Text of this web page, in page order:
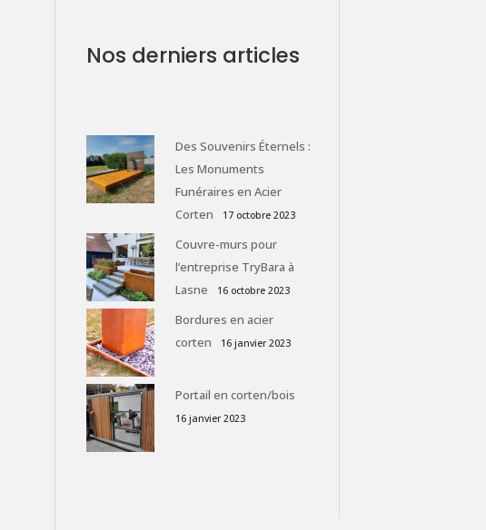
Nos derniers articles
Des Souvenirs Éternels :
Les Monuments
Funéraires en Acier
Corten
17 octobre 2023
Couvre-murs pour
l’entreprise TryBara à
Lasne
16 octobre 2023
Bordures en acier
corten
16 janvier 2023
Portail en corten/bois
16 janvier 2023